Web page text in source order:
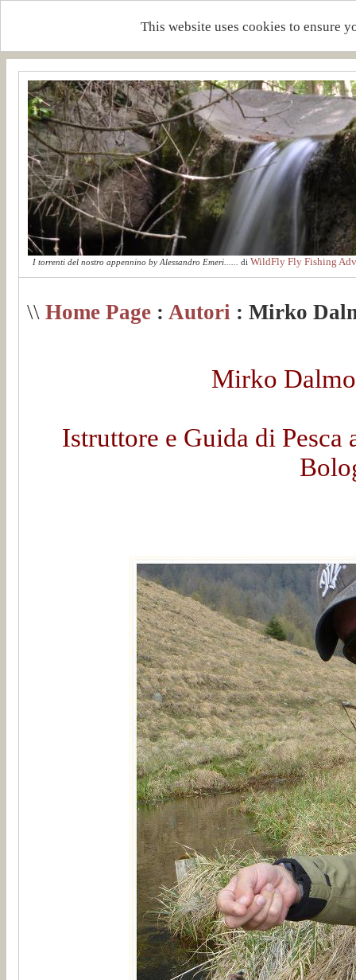
This website uses cookies to ensure
I torrenti del nostro appennino by Alessandro Emeri...... di WildFly Fly Fishing
\\ Home Page : Autori : Mirko
Mirko
Istruttore e Guida di Pesca